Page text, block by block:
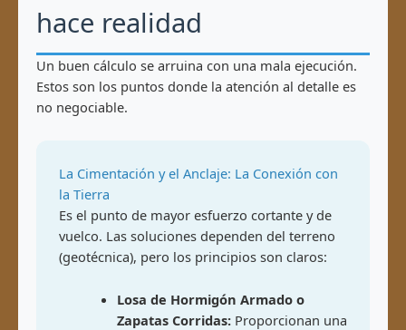
hace realidad
Un buen cálculo se arruina con una mala ejecución.
Estos son los puntos donde la atención al detalle es
no negociable.
La Cimentación y el Anclaje: La Conexión con
la Tierra
Es el punto de mayor esfuerzo cortante y de
vuelco. Las soluciones dependen del terreno
(geotécnica), pero los principios son claros:
Losa de Hormigón Armado o
Zapatas Corridas:Proporcionan una